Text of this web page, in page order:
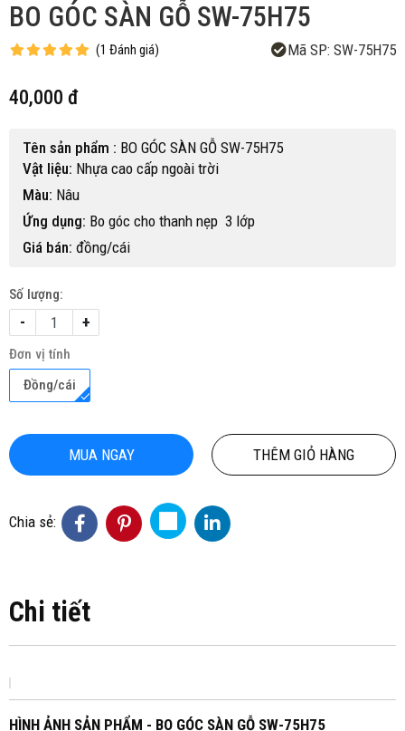
BO GÓC SÀN GỖ SW-75H75
(1 Đánh giá) Mã SP: SW-75H75
40,000 đ
Tên sản phẩm : BO GÓC SÀN GỖ SW-75H75
Vật liệu: Nhựa cao cấp ngoài trời
Màu: Nâu
Ứng dụng: Bo góc cho thanh nẹp 3 lớp
Giá bán: đồng/cái
Số lượng:
- +
Đơn vị tính
Đồng/cái
MUA NGAY THÊM GIỎ HÀNG
Chia sẻ:
Chi tiết
HÌNH ẢNH SẢN PHẨM - BO GÓC SÀN GỖ SW-75H75